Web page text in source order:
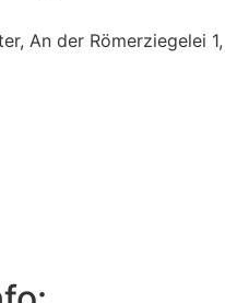
An der Römerziegelei